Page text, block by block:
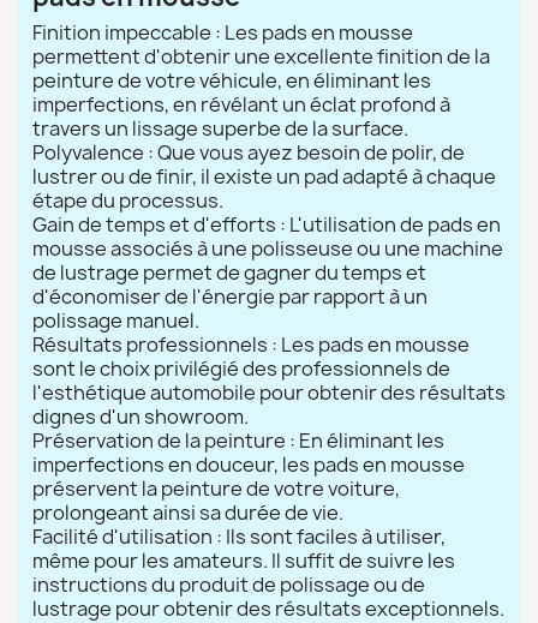
Finition impeccable : Les pads en mousse
permettent d'obtenir une excellente finition de la
peinture de votre véhicule, en éliminant les
imperfections, en révélant un éclat profond à
travers un lissage superbe de la surface.
Polyvalence : Que vous ayez besoin de polir, de
lustrer ou de finir, il existe un pad adapté à chaque
étape du processus.
Gain de temps et d'efforts : L'utilisation de pads en
mousse associés à une polisseuse ou une machine
de lustrage permet de gagner du temps et
d'économiser de l'énergie par rapport à un
polissage manuel.
Résultats professionnels : Les pads en mousse
sont le choix privilégié des professionnels de
l'esthétique automobile pour obtenir des résultats
dignes d'un showroom.
Préservation de la peinture : En éliminant les
imperfections en douceur, les pads en mousse
préservent la peinture de votre voiture,
prolongeant ainsi sa durée de vie.
Facilité d'utilisation : Ils sont faciles à utiliser,
même pour les amateurs. Il suffit de suivre les
instructions du produit de polissage ou de
lustrage pour obtenir des résultats exceptionnels.